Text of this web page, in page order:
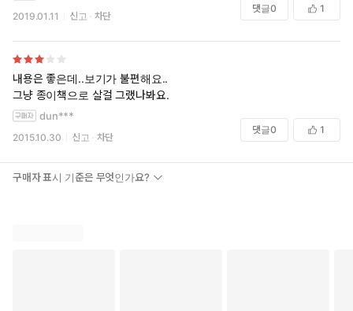
과정을 단계별로 꼼꼼하게 담아 완벽한 가이드가 되어준다. 200
편하다. 보건소 활용법, 국내 재대혈 은행, 유축기 대여 업체, 특수
분유 종류 등 소소하지만 꼭 필요한 깨알정보들까지 챙겨 더욱 알
차다.
또한 고령임신, 월령별 태교, 임신 우울증, 발달장애, 아토피피부
염 등 분야별 최고 전문가에게 듣는 생생특강은 어디서도 볼 수
없는 이 책만의 특별 부록이다.
2019.01.11 신고 차단
댓글0 1
내용은 좋은데..보기가 불편해요..
그냥 종이책으로 살걸 그랬나봐요.
dun***
2015.10.30 신고 차단
댓글0 1
구매자 표시 기준은 무엇인가요?